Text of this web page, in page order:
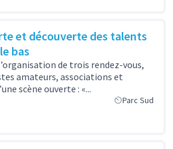
et découverte des talents
bas
de trois rendez-vous,
amateurs, associations et
scène ouverte : «...
Parc Sud